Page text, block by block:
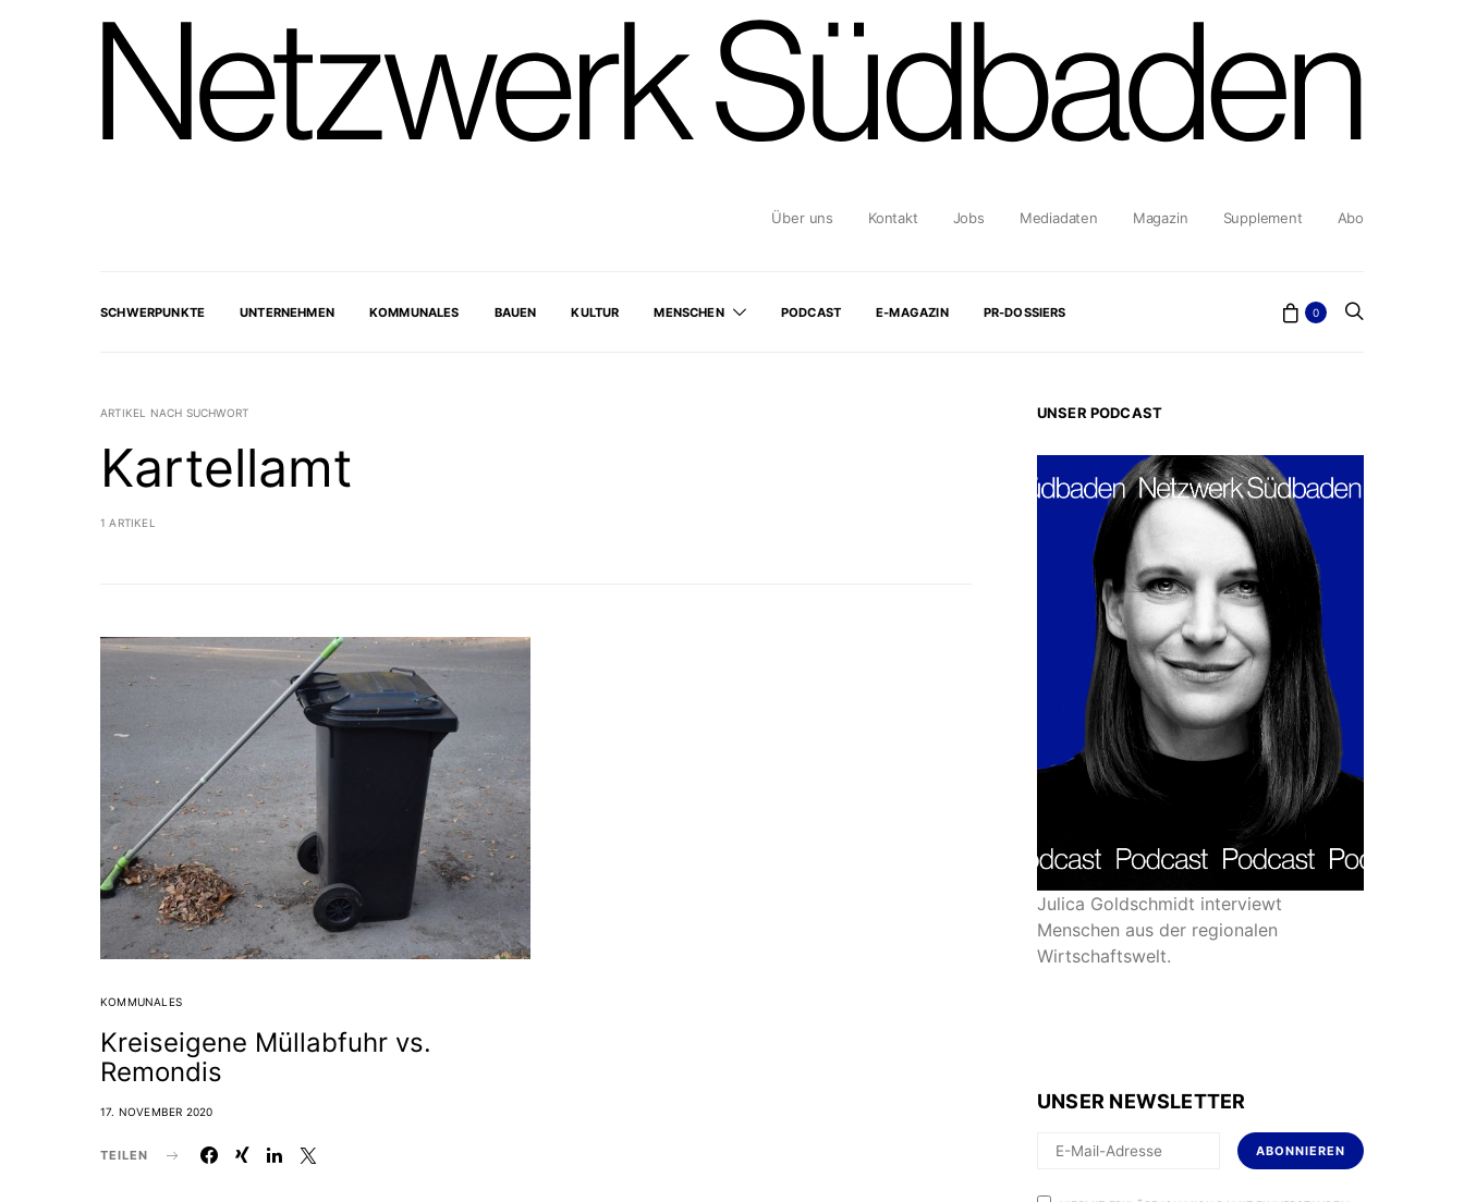
Über uns Kontakt Jobs Mediadaten Magazin Supplement Abo
SCHWERPUNKTE UNTERNEHMEN KOMMUNALES BAUEN KULTUR MENSCHEN PODCAST E-MAGAZIN PR-DOSSIERS 0
ARTIKEL NACH SUCHWORT
Kartellamt
1 ARTIKEL
KOMMUNALES
Kreiseigene Müllabfuhr vs.
Remondis
17. NOVEMBER 2020
TEILEN
UNSER PODCAST
Julica Goldschmidt interviewt
Menschen aus der regionalen
Wirtschaftswelt.
UNSER NEWSLETTER
ABONNIEREN